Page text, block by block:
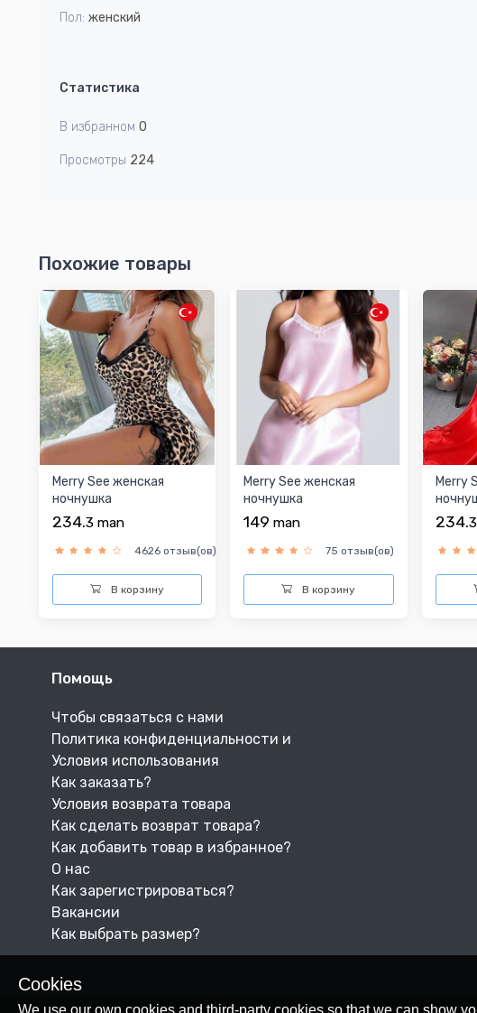
Пол: женский
Статистика
В избранном 0
Просмотры 224
Похожие товары
Merry See женская
ночнушка
234.3 man
4626 отзыв(ов)
В корзину
Merry See женская
ночнушка
149man
75 отзыв(ов)
В корзину
Merry
234.3
Cookies
We use our own cookies and third-party cookies so that we can show
Помощь
Чтобы связаться с нами
Политика конфиденциальности и
Условия использования
Как заказать?
Условия возврата товара
Как сделать возврат товара?
Как добавить товар в избранное?
О нас
Как зарегистрироваться?
Вакансии
Как выбрать размер?